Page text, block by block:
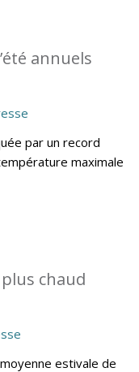
annuels
par un record
maximale
chaud
estivale de